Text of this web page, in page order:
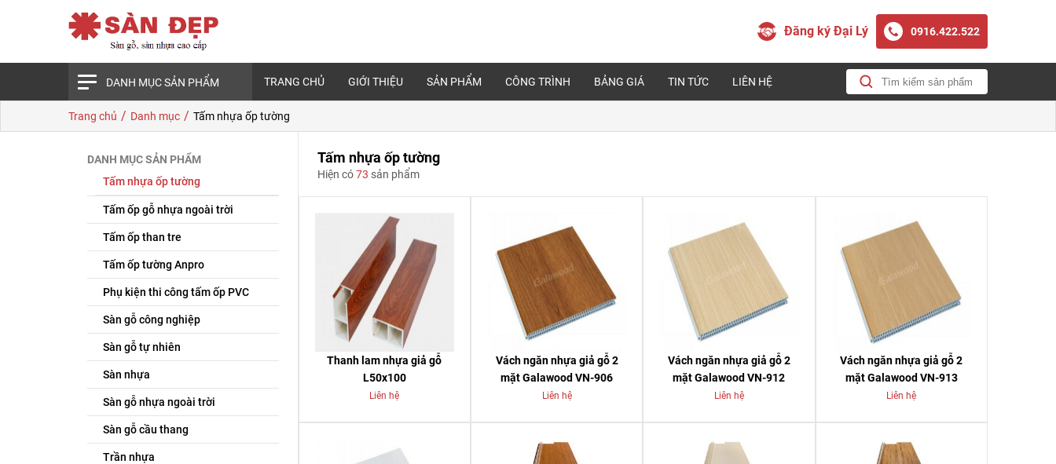
Đăng ký Đại Lý 0916.422.522
DANH MỤC SẢN PHẨM TRANG CHỦ GIỚI THIỆU SẢN PHẨM CÔNG TRÌNH BẢNG GIÁ TIN TỨC LIÊN HỆ
Trang chủ / Danh mục / Tấm nhựa ốp tường
DANH MỤC SẢN PHẨM
Tấm nhựa ốp tường
Tấm ốp gỗ nhựa ngoài trời
Tấm ốp than tre
Tấm ốp tường Anpro
Phụ kiện thi công tấm ốp PVC
Sàn gỗ công nghiệp
Sàn gỗ tự nhiên
Sàn nhựa
Sàn gỗ nhựa ngoài trời
Sàn gỗ cầu thang
Trần nhựa
Tấm nhựa ốp tường
Hiện có73 sản phẩm
Thanh lam nhựa giả gỗ
L50x100
Liên hệ
Vách ngăn nhựa giả gỗ 2
mặt Galawood VN-906
Liên hệ
Vách ngăn nhựa giả gỗ 2
mặt Galawood VN-912
Liên hệ
Vách ngăn nhựa giả gỗ 2
mặt Galawood VN-913
Liên hệ